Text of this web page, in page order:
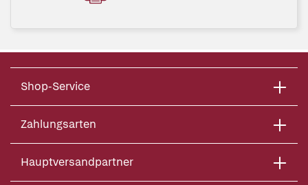
Shop-Service
Zahlungsarten
Hauptversandpartner